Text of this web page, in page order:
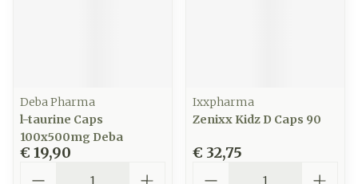
Deba Pharma
l-taurine Caps
100x500mg Deba
€ 19,90
Ixxpharma
Zenixx Kidz D Caps 90
€ 32,75